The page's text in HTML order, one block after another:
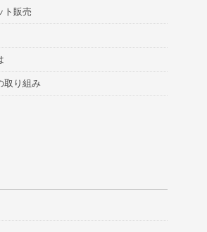
ト販売
取り組み